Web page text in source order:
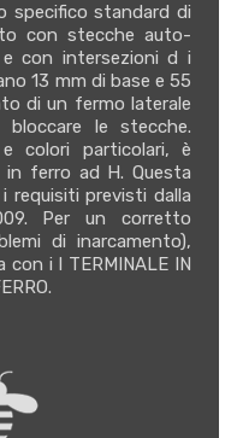
specifico standard di
con stecche auto-
con intersezioni d i
13 mm di base e 55
di un fermo laterale
bloccare le stecche.
e colori particolari, è
in ferro ad H. Questa
requisiti previsti dalla
Per un corretto
di inarcamento),
con i l TERMINALE IN